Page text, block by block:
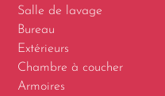
Salle de lavage
Bureau
Extérieurs
Chambre à coucher
Armoires